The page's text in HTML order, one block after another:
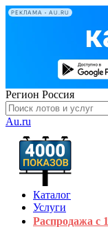
РЕКЛАМА • AU.RU
Регион Россия
Au.ru
Каталог
Услуги
Распродажа с 1